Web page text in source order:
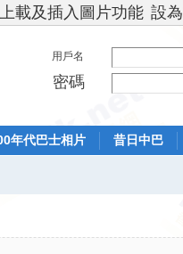
載及插入圖片功能 設
用戶名
密碼
年代巴士相片 昔日中巴